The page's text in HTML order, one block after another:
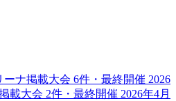
ーナ掲載大会 6件 ・最終開催 2026
載大会 2件 ・最終開催 2026年4月